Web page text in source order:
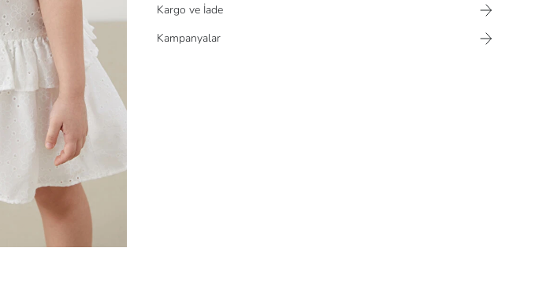
Kargo ve İade
Kampanyalar